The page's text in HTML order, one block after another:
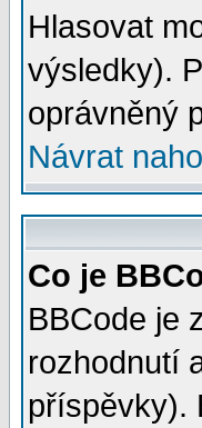
Hlasovat
výsledky).
oprávněný
Návrat
Co je
BBCode je
rozhodnutí
příspěvky).